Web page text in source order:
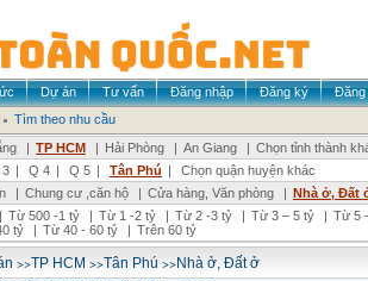
Dự án Tư vấn Đăng nhập Đăng ký
Đăng
Tìm theo nhu cầu
| TP HCM | Hải Phòng | An Giang | Chọn tỉnh thành
3 | Q 4 | Q 5 | Tân Phú |
Chọn quận huyện khác
| Chung cư ,căn hộ | Cửa hàng, Văn phòng | Nhà ở, Đất
| Từ 500 -1 tỷ | Từ 1 -2 tỷ | Từ 2 -3 tỷ | Từ 3 – 5 tỷ | Từ 5
tỷ | Từ 40 - 60 tỷ | Trên 60 tỷ
>>TP HCM >>Tân Phú >>Nhà ở, Đất ở